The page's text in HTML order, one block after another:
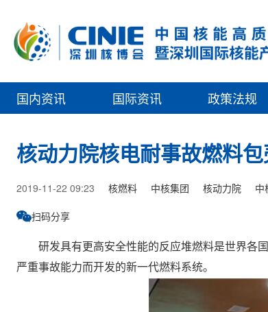
国内资讯 国际资讯 政策法规
核动力院核电耐事故燃料
2019-11-22 09:23 核燃料 中核集团 核动力院 中
扫码分享
研发具有更高安全性能的反应堆燃料是世界各国
严重事故能力而开发的新一代燃料系统。